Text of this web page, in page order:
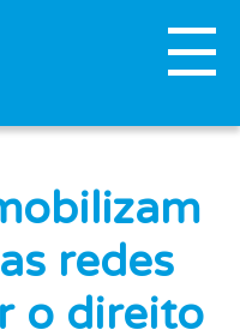
redes
o direito